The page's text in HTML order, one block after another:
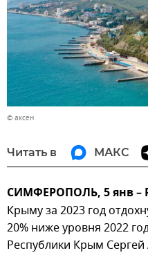
© аксен
Читать в МАКС
СИМФЕРОПОЛЬ, 5 янв –
Крыму за 2023 год
20% ниже уровня 2022
Республики Крым Сергей